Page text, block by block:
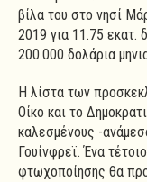
βίλα του στο νησί
2019 για 11.75 εκατ.
200.000 δολάρια
Η λίστα των
Οίκο και το
καλεσμένους -
Γουίνφρεϊ. Ένα
φτωχοποίησης θα